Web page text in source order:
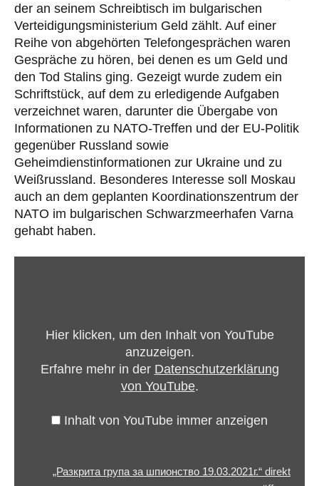
der an seinem Schreibtisch im bulgarischen
Verteidigungsministerium Geld zählt. Auf einer
Reihe von abgehörten Telefongesprächen waren
Gespräche zu hören, bei denen es um Geld und
den Tod Stalins ging. Gezeigt wurde zudem ein
Schriftstück, auf dem zu erledigende Aufgaben
verzeichnet waren, darunter die Übergabe von
Informationen zu NATO-Treffen und der EU-Politik
gegenüber Russland sowie
Geheimdienstinformationen zur Ukraine und zu
Weißrussland. Besonderes Interesse soll Moskau
auch an dem geplanten Koordinationszentrum der
NATO im bulgarischen Schwarzmeerhafen Varna
gehabt haben.
19.03.2021г.“
YouTube
Hier klicken, um den Inhalt von YouTube
anzuzeigen.
Erfahre mehr in der Datenschutzerklärung
von YouTube.
Inhalt von YouTube immer anzeigen
„Разкрита група за шпионство 19.03.2021г.“ direkt